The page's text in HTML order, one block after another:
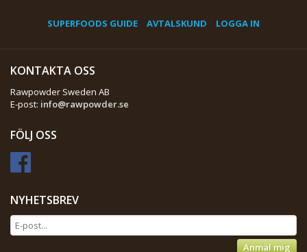
SUPERFOODS GUIDE AVTALSKUND LOGGA IN
KONTAKTA OSS
Rawpowder Sweden AB
E-post: info@rawpowder.se
FÖLJ OSS
NYHETSBREV
Anmäl mig